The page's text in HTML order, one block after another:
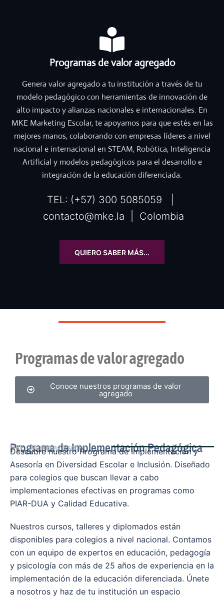
Programas de valor agregado
Genera valor agregado a tu institución a través de tu
modelo pedagógico con herramientas de innovación de
alto impacto y alianzas nacionales e internacionales. En
MKE Marketing Escolar, te apoyamos para que estés en las
mejores manos, colaborando con empresas líderes a nivel
nacional e internacional en STEAM, Robótica, Inteligencia
Artificial y modelos pedagógicos para el desarrollo e
integración de la educación diferenciada.
TEL: (+57) 300 5085059 |
contacto@mke.la | Colombia
QUIERO SABER MÁS...
Programas de valor agregado
Conoce nuestros programas de valor
agregado
Programa de Implementación Pedagógica
MKE - Marketing Escolar
Descubre nuestro Programa de Implementación y
Asesoría en Diversidad Escolar e Inclusión. Diseñado
para colegios que buscan llevar a cabo
implementaciones efectivas en programas como
PIAR-DUA y Calidad Educativa.
Nuestros cursos, talleres y diplomados están
disponibles para colegios a nivel nacional. Contamos
con un equipo de expertos en educación, pedagogía
y psicología con más de 25 años de experiencia en la
implementación de la educación diferenciada. Únete
a nosotros y haz de tu institución un espacio